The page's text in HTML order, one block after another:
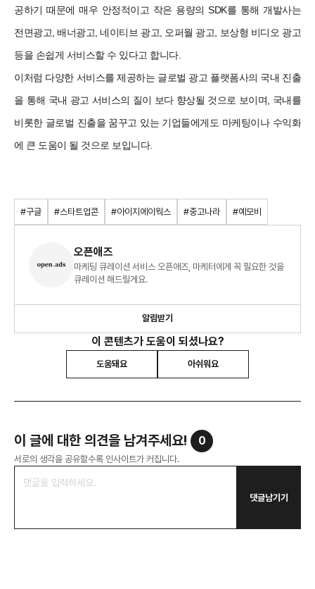
공하기 때문에 매우 안정적이고 작은 용량의 SDK를 통해 개발사는
전면광고, 배너광고, 네이티브 광고, 오퍼월 광고, 보상형 비디오 광고
등을 손쉽게 서비스할 수 있다고 합니다.
이처럼 다양한 서비스를 제공하는 글로벌 광고 플랫폼사의 국내 진출
을 통해 국내 광고 서비스의 질이 보다 향상될 것으로 보이며, 국내를
비롯한 글로벌 진출을 꿈꾸고 있는 기업들에게도 마케팅이나 수익화
에 큰 도움이 될 것으로 보입니다.
#구글 #스타트업콘 #아이지에이웍스 #중고나라 #예모비
오픈애즈
마케팅 큐레이션 서비스 오픈애즈, 마케터에게 꼭 필요한 것을
큐레이션 해드릴게요.
알림받기
이 콘텐츠가 도움이 되셨나요?
도움돼요 아쉬워요
이 글에 대한 의견을 남겨주세요! 0
서로의 생각을 공유할수록 인사이트가 커집니다.
댓글남기기